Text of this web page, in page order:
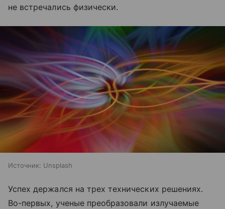
не встречались физически.
Источник: Unsplash
Успех держался на трех технических решениях.
Во-первых, ученые преобразовали излучаемые